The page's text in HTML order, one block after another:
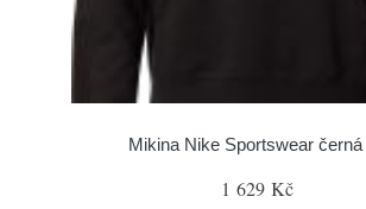
Mikina Nike Sportswear
1 629 Kč